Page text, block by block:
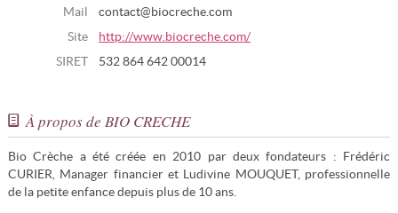
Mail
contact@biocreche.com
Site
http://www.biocreche.com/
SIRET
532 864 642 00014
À propos de BIO CRECHE
Bio Crèche a été créée en 2010 par deux fondateurs : Frédéric
CURIER, Manager financier et Ludivine MOUQUET, professionnelle
de la petite enfance depuis plus de 10 ans.